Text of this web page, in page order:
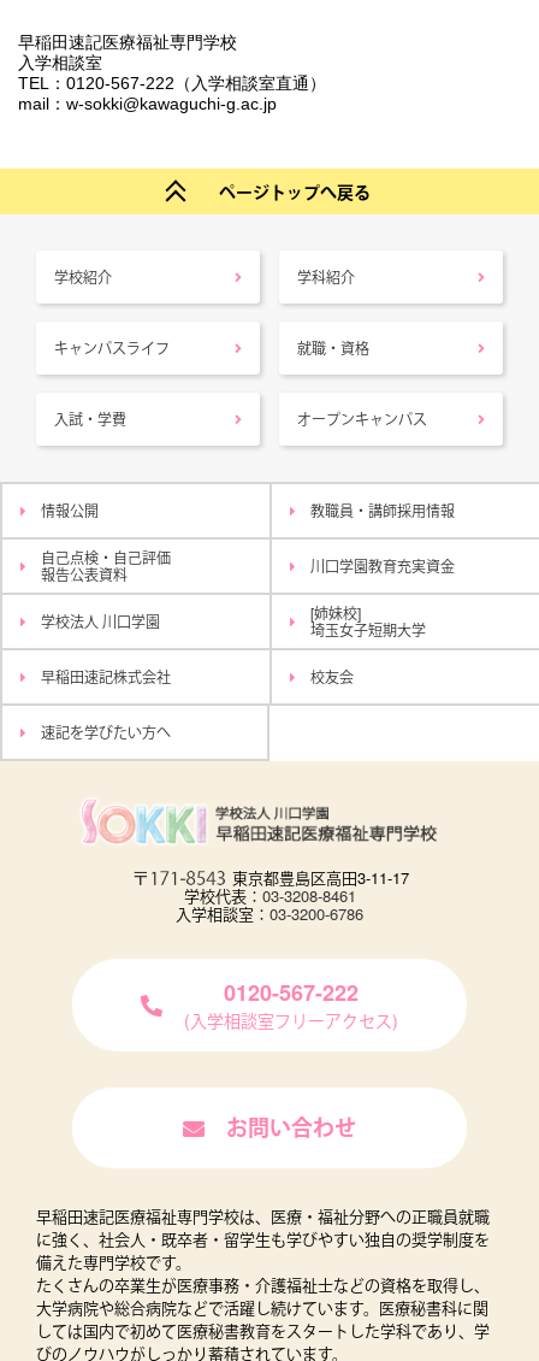
早稲田速記医療福祉専門学校
入学相談室
TEL：0120-567-222（入学相談室直通）
mail：w-sokki@kawaguchi-g.ac.jp
ページトップへ戻る
学校紹介 学科紹介
キャンパスライフ 就職・資格
入試・学費 オープンキャンパス
情報公開 教職員・講師採用情報
自己点検・自己評価
報告公表資料
川口学園教育充実資金
学校法人 川口学園
[姉妹校]
埼玉女子短期大学
早稲田速記株式会社 校友会
速記を学びたい方へ
東京都豊島区高田3-11-17
学校代表： 03-3208-8461
入学相談室： 03-3200-6786
0120-567-222
(入学相談室フリーアクセス)
お問い合わせ
早稲田速記医療福祉専門学校は、医療・福祉分野への正職員就職
に強く、社会人・既卒者・留学生も学びやすい独自の奨学制度を
備えた専門学校です。
たくさんの卒業生が医療事務・介護福祉士などの資格を取得し、
大学病院や総合病院などで活躍し続けています。医療秘書科に関
しては国内で初めて医療秘書教育をスタートした学科であり、学
びのノウハウがしっかり蓄積されています。